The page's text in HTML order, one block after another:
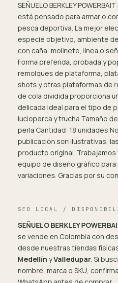
SEÑUELO BERKLEY
está pensado para armar o
pesca deportiva. La mejor
especie objetivo, ambiente
con caña, molinete, línea o
Forma preferida, probada y
remolques de plataforma,
shots y otras plataformas de
de cola dividida proporciona
delicada Ideal para el tipo de
lucioperca y trucha Tamaño
perla Cantidad: 18 unidades
publicación son ilustrativas,
producto original.
equipo de diseño gráfico para
variaciones. Gracias por su
SEO LOCAL /
SEÑUELO BERKLEY
se vende en Colombia con
desde nuestras tiendas
Medellín yValledupar. Si
nombre, marca o SKU,